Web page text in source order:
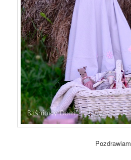
Pozdrawiam